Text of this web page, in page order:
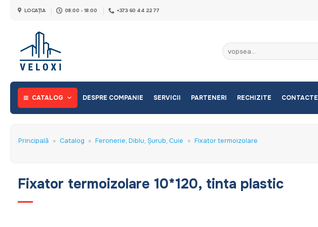
LOCAȚIA 08:00 - 18:00 +373 60 44 22 77
Caută
după:
CATALOG DESPRE COMPANIE SERVICII PARTENERI RECHIZITE CONTACTE
Principală » Catalog » Feronerie, Diblu, Șurub, Cuie » Fixator termoizolare
Fixator termoizolare 10*120, tinta plastic